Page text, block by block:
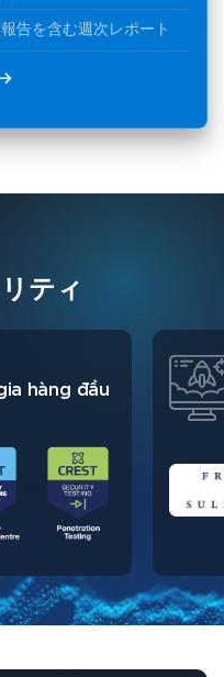
告を含む週次レポート
ティ
hàng đầu